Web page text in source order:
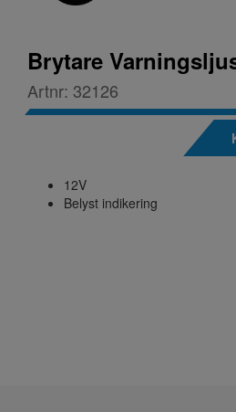
Brytare
Artnr: 32126
12V
Belyst indikering